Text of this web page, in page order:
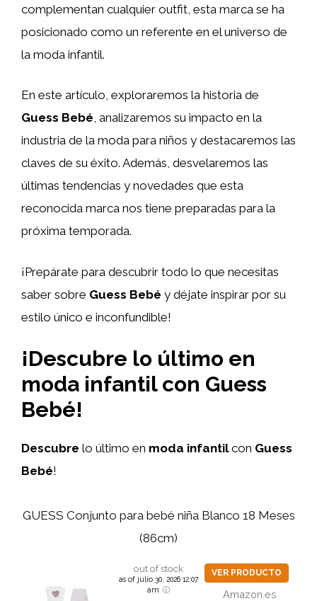
complementan cualquier outfit, esta marca se ha
posicionado como un referente en el universo de
la moda infantil.
En este artículo, exploraremos la historia de
Guess Bebé, analizaremos su impacto en la
industria de la moda para niños y destacaremos las
claves de su éxito. Además, desvelaremos las
últimas tendencias y novedades que esta
reconocida marca nos tiene preparadas para la
próxima temporada.
¡Prepárate para descubrir todo lo que necesitas
saber sobre Guess Bebé y déjate inspirar por su
estilo único e inconfundible!
¡Descubre lo último en
moda infantil con Guess
Bebé!
Descubre lo último en moda infantilcon Guess
Bebé!
GUESS Conjunto para bebé niña Blanco 18 Meses
(86cm)
out of stock
as of julio 30, 2026 12:07
am
VER PRODUCTO
Amazon.es